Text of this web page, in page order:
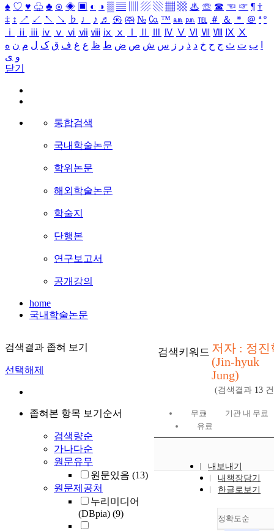
♠ ♡ ♥ ♧ ♣ ⊙ ◈ ▣ ◐ ◑ ▒ ▤ ▨ ▧ ▦ ▩ ♨ ☏ ☎ ☜ ☞ ¶ †
‡ ↕ ↗ ↙ ↖ ↘ ♭ ♩ ♪ ♬ ㉿ ㈜ № ㏇ ™ ㏂ ㏘ ℡ ＃ ＆ ＊ ＠ ª º
ⅰ
ⅱ ⅲ ⅳ ⅴ ⅵ ⅶ ⅷ ⅸ ⅹ Ⅳ Ⅴ Ⅵ Ⅶ Ⅷ Ⅸ Ⅹ
ب ت ث ج ح خ د ذ ر ز س ش ص ض ط ظ ع غ ف ق ک ل م ن ه
و ی
닫기
통합검색
국내학술논문
학위논문
해외학술논문
학술지
단행본
연구보고서
공개강의
home
국내학술논문
검색결과 좁혀 보기
선택해제
좁혀본 항목 보기순서
검색량순
가나다순
원문유무
원문있음 (13)
원문제공처
누리미디어
(DBpia) (9)
검색키워드 저자 : 정진
(Jin-hyuk
Jung)
(검색결과 13
무료
기관 내 무료
유료
내보내기
내책장담기
한글로보기
정확도순